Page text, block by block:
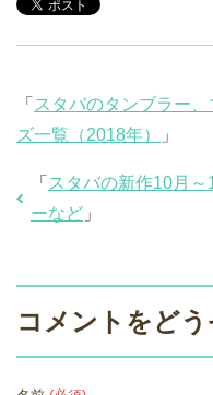
「 スタバのタンブラー
ズ一覧（2018年）
」
「 スタバの新作10月
ーなど 」
コメントをど